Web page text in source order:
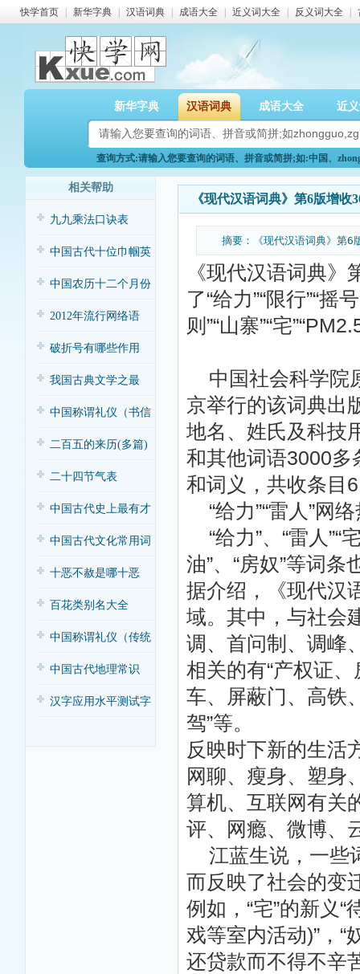
快学首页 新华字典 汉语词典 成语大全 近义词大全 反义词大全
新华字典 汉语词典 成语大全 近
查询方式:请输入您要查询的词语、拼音或简拼;如:中国、
相关帮助
九九乘法口诀表
中国古代十位巾帼英
雄
中国农历十二个月份
的常见别称
2012年流行网络语
破折号有哪些作用
我国古典文学之最
中国称谓礼仪（书信
常用词语）
二百五的来历(多篇)
二十四节气表
中国古代史上最有才
情的十大帝王
中国古代文化常用词
语（官职类）
十恶不赦是哪十恶
百花类别名大全
中国称谓礼仪（传统
称谓）
中国古代地理常识
汉字应用水平测试字
《现代汉语词典》第6版增收
摘要：《现代汉语词典》第6
《现代汉语词典
了“给力”“限行”“摇
则”“山寨”“宅
中国社会科学院
京举行的该词典出
地名、姓氏及科技
和其他词语3000多
和词义，共收条目
“给力”“雷人”网
“给力”、“雷人”“
油”、“房奴”等词条
据介绍，《现代汉
域。其中，与社会
调、首问制、调峰
相关的有“产权证
车、屏蔽门、高铁
驾”等。
反映时下新的生活
网聊、瘦身、塑身
算机、互联网有关
评、网瘾、微博、
江蓝生说，一些
而反映了社会的变
例如，“宅”的新义
戏等室内活动)”，“
还贷款而不得不辛